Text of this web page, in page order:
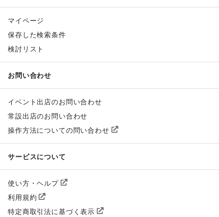
マイページ
保存した検索条件
検討リスト
お問い合わせ
イベント出店のお問い合わせ
常設出店のお問い合わせ
操作方法についての問い合わせ
サービスについて
使い方・ヘルプ
利用規約
特定商取引法に基づく表示